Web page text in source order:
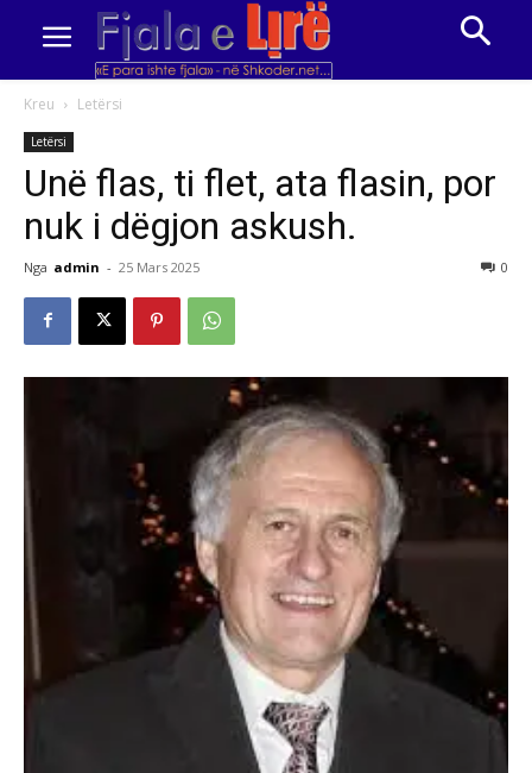
Kreu Letërsi
Letërsi
Unë flas, ti flet, ata flasin, por
nuk i dëgjon askush.
Nga admin - 25 Mars 2025 0